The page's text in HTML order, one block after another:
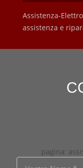
Assistenza-
assistenza e
pagina: